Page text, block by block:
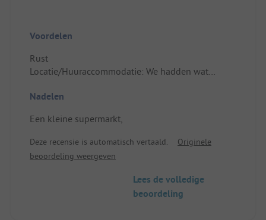
Voordelen
Rust
Locatie/Huuraccommodatie: We hadden wat
geholpen.
Nadelen
Een kleine supermarkt,
Deze recensie is automatisch vertaald.
Originele
beoordeling weergeven
Lees de volledige
beoordeling